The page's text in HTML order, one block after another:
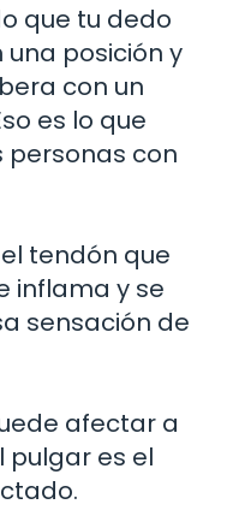
que tu dedo
posición y
con un
es lo que
con
tendón que
inflama y se
sensación de
afectar a
pulgar es el